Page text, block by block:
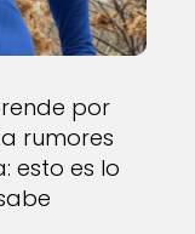
por
rumores
esto es lo